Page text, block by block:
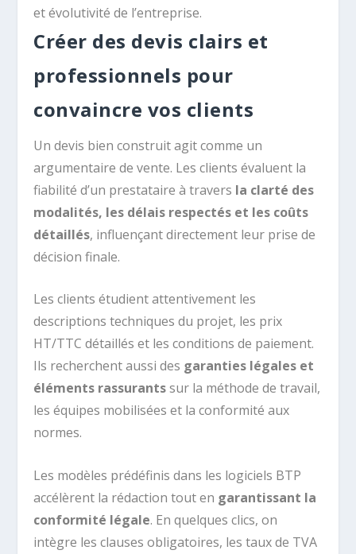
et évolutivité de l’entreprise.
Créer des devis clairs et
professionnels pour
convaincre vos clients
Un devis bien construit agit comme un
argumentaire de vente. Les clients évaluent la
fiabilité d’un prestataire à travers la clarté des
modalités, les délais respectés et les coûts
détaillés, influençant directement leur prise de
décision finale.
Les clients étudient attentivement les
descriptions techniques du projet, les prix
HT/TTC détaillés et les conditions de paiement.
Ils recherchent aussi des garanties légales et
éléments rassurantssur la méthode de travail,
les équipes mobilisées et la conformité aux
normes.
Les modèles prédéfinis dans les logiciels BTP
accélèrent la rédaction tout en garantissant la
conformité légale. En quelques clics, on
intègre les clauses obligatoires, les taux de TVA